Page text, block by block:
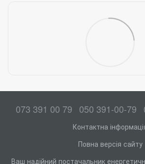
073 391 00 79 050 391-00-79
Контактна
Повна версія сайту
Ваш надійний постачальник